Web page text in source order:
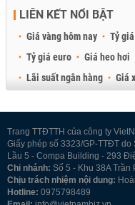
LIÊN KẾT NỔI BẬT
Giá vàng hôm nay Tỷ
Tỷ giá euro
Giá heo hơi
Lãi suất ngân hàng
Giá
Trang TTĐTTH của công ty
Giấy phép số 3323/GP-TTĐT do
Lầu 5 - Compa Building - 293
Chi nhánh: Số 5 - Khu 38A Trần
Chịu trách nhiệm nội dung:
Hotline: 0975798489